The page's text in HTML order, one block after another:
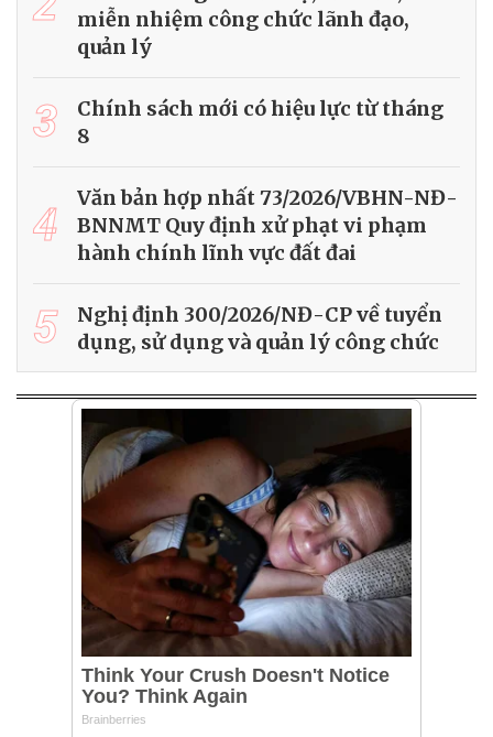
miễn nhiệm công chức lãnh đạo,
quản lý
3
Chính sách mới có hiệu lực từ tháng
8
4
Văn bản hợp nhất 73/2026/VBHN-NĐ-
BNNMT Quy định xử phạt vi phạm
hành chính lĩnh vực đất đai
5
Nghị định 300/2026/NĐ-CP về tuyển
dụng, sử dụng và quản lý công chức